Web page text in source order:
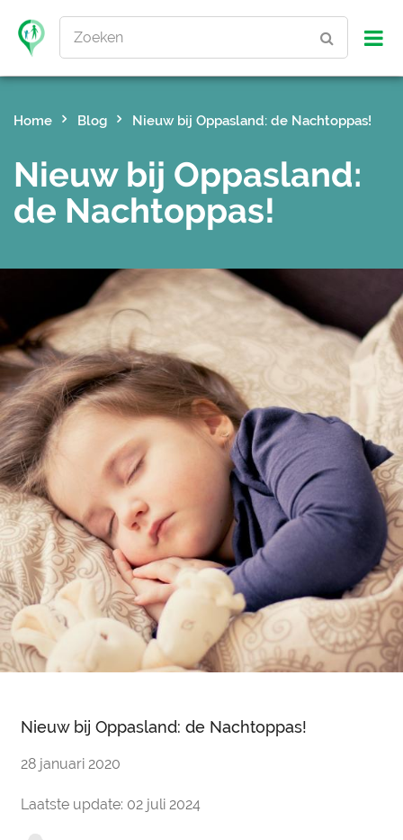
Zoeken
Home Blog Nieuw bij Oppasland: de Nachtoppas!
Nieuw bij Oppasland:
de Nachtoppas!
Nieuw bij Oppasland: de Nachtoppas!
28 januari 2020
Laatste update: 02 juli 2024